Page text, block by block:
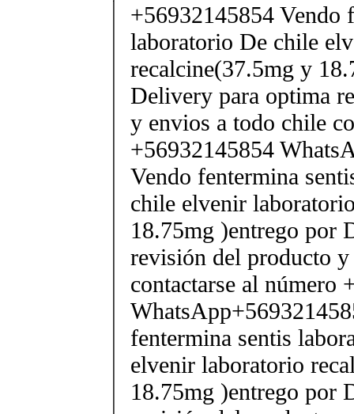
+56932145854 Vendo
laboratorio De chile
recalcine(37.5mg y
Delivery para optima
y envios a todo chile
+56932145854
Vendo fentermina
chile elvenir
18.75mg )entrego por
revisión del producto
contactarse al número
fentermina sentis
elvenir laboratorio
18.75mg )entrego por